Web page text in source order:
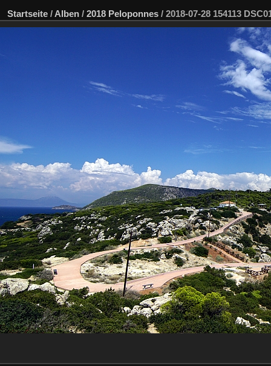
Startseite / Alben / 2018 Peloponnes / 2018-07-28 154113